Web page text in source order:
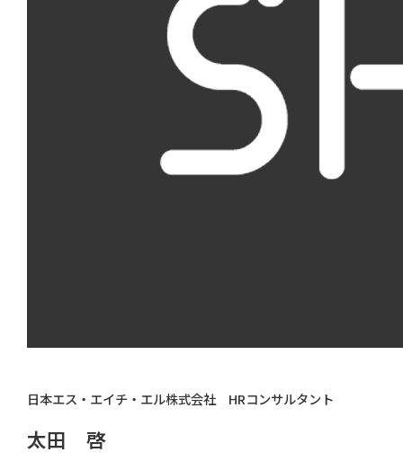
日本エス・エイチ・エル株式会社 HRコンサルタント
太田 啓